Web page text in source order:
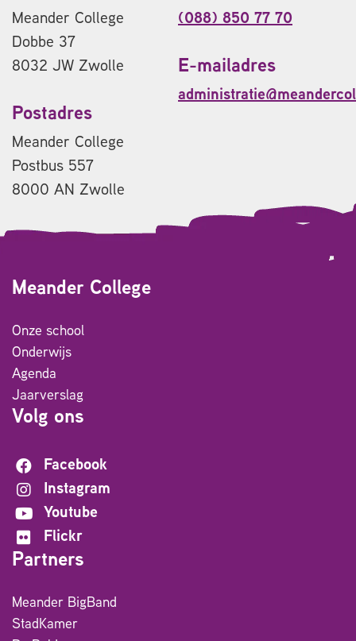
Meander College
Dobbe 37
8032 JW Zwolle
Postadres
Meander College
Postbus 557
8000 AN Zwolle
(088) 850 77 70
E-mailadres
Meander College
Onze school
Onderwijs
Agenda
Jaarverslag
Volg ons
Facebook
Instagram
Youtube
Flickr
Partners
Meander BigBand
StadKamer